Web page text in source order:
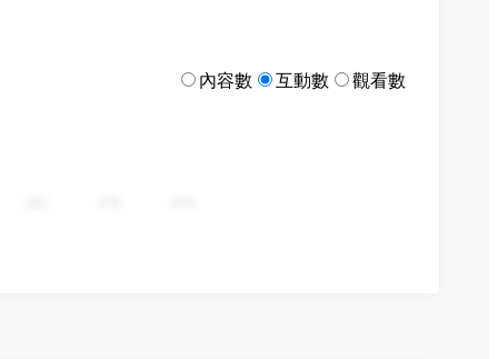
內容數 互動數 觀看數